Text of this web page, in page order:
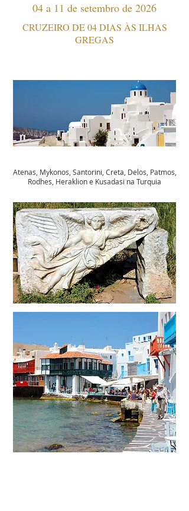
04 a 11 de setembro de 2026
CRUZEIRO DE 04 DIAS ÀS ILHAS
GREGAS
Atenas, Mykonos, Santorini, Creta, Delos, Patmos,
Rodhes, Heraklion e Kusadasi na Turquia